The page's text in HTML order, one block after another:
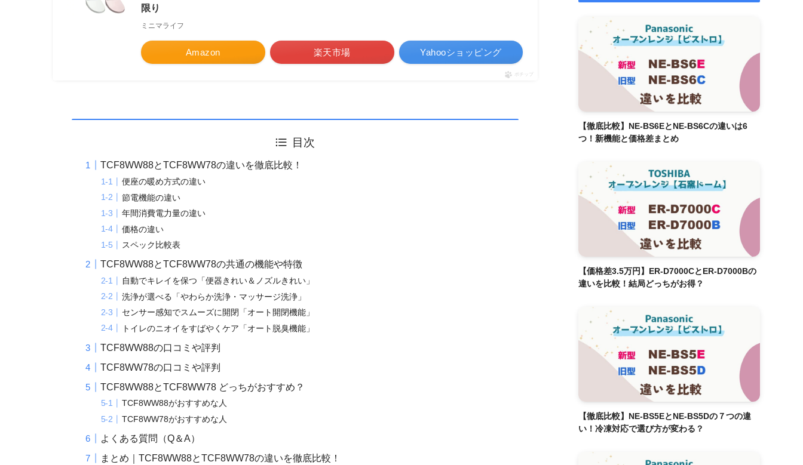
限り
ミニマライフ
Amazon 楽天市場 Yahooショッピング
ポチップ
目次
TCF8WW88とTCF8WW78の違いを徹底比較！
便座の暖め方式の違い
節電機能の違い
年間消費電力量の違い
価格の違い
スペック比較表
TCF8WW88とTCF8WW78の共通の機能や特徴
自動でキレイを保つ「便器きれい＆ノズルきれい」
洗浄が選べる「やわらか洗浄・マッサージ洗浄」
センサー感知でスムーズに開閉「オート開閉機能」
トイレのニオイをすばやくケア「オート脱臭機能」
TCF8WW88の口コミや評判
TCF8WW78の口コミや評判
TCF8WW88とTCF8WW78 どっちがおすすめ？
TCF8WW88がおすすめな人
TCF8WW78がおすすめな人
よくある質問（Q＆A）
まとめ｜TCF8WW88とTCF8WW78の違いを徹底比較！
【徹底比較】NE-BS6EとNE-BS6Cの違いは6
つ！新機能と価格差まとめ
【価格差3.5万円】ER-D7000CとER-D7000Bの
違いを比較！結局どっちがお得？
【徹底比較】NE-BS5EとNE-BS5Dの７つの違
い！冷凍対応で選び方が変わる？